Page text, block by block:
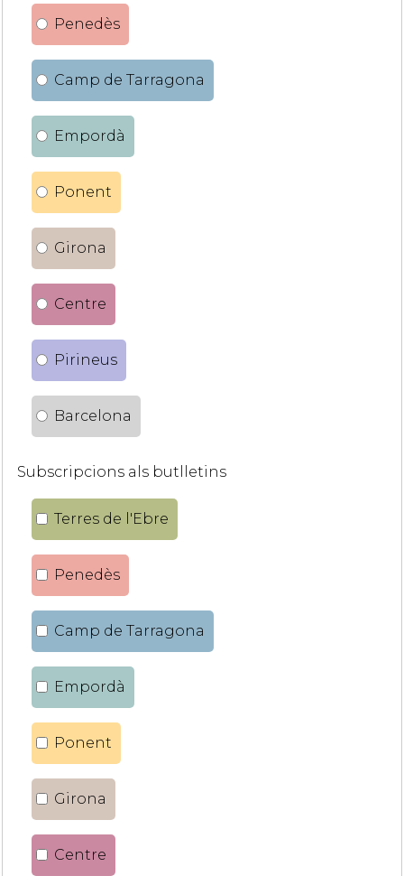
Penedès
Camp de Tarragona
Empordà
Ponent
Girona
Centre
Pirineus
Barcelona
Subscripcions als butlletins
Terres de l'Ebre
Penedès
Camp de Tarragona
Empordà
Ponent
Girona
Centre